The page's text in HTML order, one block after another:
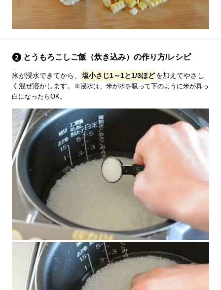
とうもろこしご飯（炊き込み）の作り方/レシピ
米が浸水できてから、 塩小さじ1～1と1/3ほどを加えてやさし
く混ぜ溶かします。
※浸水は、米が水を吸って下のように米が真っ
白になったらOK。